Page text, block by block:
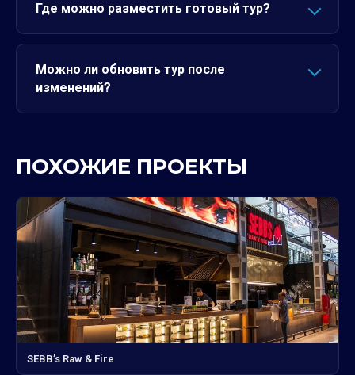
Где можно разместить готовый тур?
Можно ли обновить тур после
изменений?
ПОХОЖИЕ ПРОЕКТЫ
SEBB’s Raw & Fire